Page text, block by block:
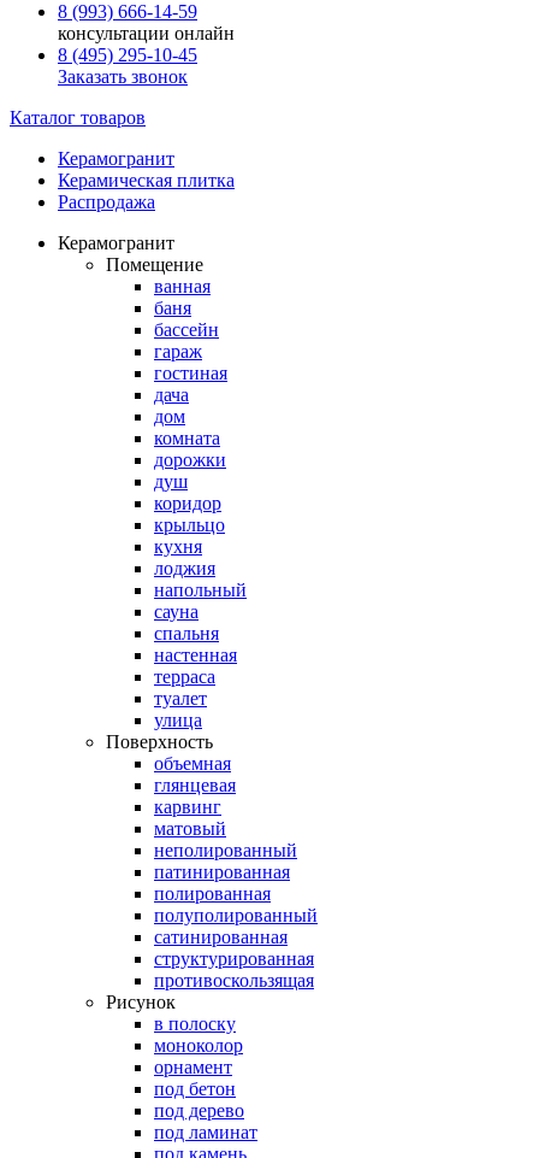
8 (993) 666-14-59
консультации онлайн
8 (495) 295-10-45
Заказать звонок
Каталог товаров
Керамогранит
Керамическая плитка
Распродажа
Керамогранит
Помещение
ванная
баня
бассейн
гараж
гостиная
дача
дом
комната
дорожки
душ
коридор
крыльцо
кухня
лоджия
напольный
сауна
спальня
настенная
терраса
туалет
улица
Поверхность
объемная
глянцевая
карвинг
матовый
неполированный
патинированная
полированная
полуполированный
сатинированная
структурированная
противоскользящая
Рисунок
в полоску
моноколор
орнамент
под бетон
под дерево
под ламинат
под камень